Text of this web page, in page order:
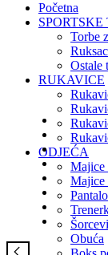
Početna
SPORTSKE
Torbe
Ostale
RUKAVICE
ODJEĆA
Majice
Majice
Šorcevi
Obuća